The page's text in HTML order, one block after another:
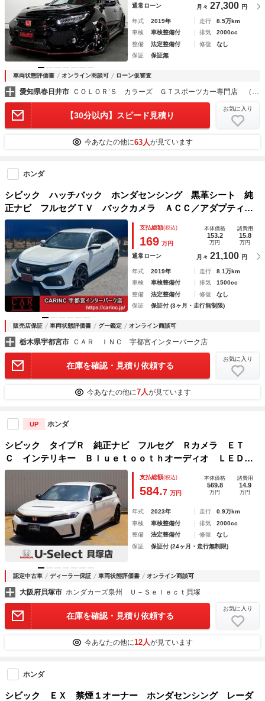
通常ローン 月々 27,300 円
年式 2019年 走行
8.5万km
車検
車検整備付 排気
2000cc
整備
法定整備付 修復
なし
保証
保証無
車両状態評価書 オンライン商談可 ローン仮審査
愛知県春日井市 ＣＯＬＯＲ’Ｓ カラーズ ＧＴスポーツカー専門店 （株）カラーズ
【30分以内】スピード見積り
お気に入り
今あなたの他に63人が見ています
ホンダ
シビック ハッチバック ホンダセンシング 黒革シート 純
正ナビ フルセグＴＶ バックカメラ ＡＣＣ／アダプティブ
クルーズコントロール シートヒーター パワーシート ドラ
イブレコーダー ビルトインＥＴＣ 純正１８ＡＷ Ｂｌｕｅ
ｔｏｏｔｈ接続
支払総額(税込)
169 万円
本体価格
153.2
万円
諸費用
15.8
万円
通常ローン 月々 21,100 円
年式 2019年 走行
8.1万km
車検
車検整備付 排気
1500cc
整備
法定整備付 修復
なし
保証
保証付 (3ヶ月・走行無制限)
販売店保証 車両状態評価書 グー鑑定 オンライン商談可
栃木県宇都宮市 ＣＡＲ ＩＮＣ 宇都宮インターパーク店
在庫を確認・見積り依頼する
お気に入り
今あなたの他に7人が見ています
UP ホンダ
シビック タイプＲ 純正ナビ フルセグ Ｒカメラ ＥＴ
Ｃ インテリキー Ｂｌｕｅｔｏｏｔｈオーディオ ＬＥＤラ
ンプ Ｂカメ アダプティブクルーズ ブレーキサポート Ｗ
エアバッグ ＡＡＣ エアバック 横滑り防止 キーフリ
支払総額(税込)
584.7 万円
本体価格
569.8
万円
諸費用
14.9
万円
年式 2023年 走行
0.9万km
車検
車検整備付 排気
2000cc
整備
法定整備付 修復
なし
保証
保証付 (24ヶ月・走行無制限)
認定中古車 ディーラー保証 車両状態評価書 オンライン商談可
大阪府貝塚市 ホンダカーズ泉州 Ｕ－Ｓｅｌｅｃｔ貝塚
在庫を確認・見積り依頼する
お気に入り
今あなたの他に12人が見ています
ホンダ
シビック ＥＸ 禁煙１オーナー ホンダセンシング レーダ